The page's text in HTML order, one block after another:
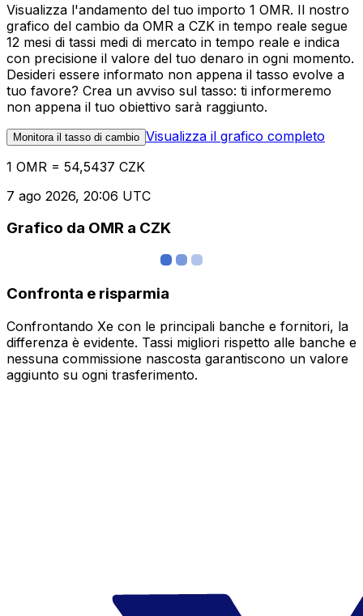
Visualizza l'andamento del tuo importo 1 OMR. Il nostro
grafico del cambio da OMR a CZK in tempo reale segue
12 mesi di tassi medi di mercato in tempo reale e indica
con precisione il valore del tuo denaro in ogni momento.
Desideri essere informato non appena il tasso evolve a
tuo favore? Crea un avviso sul tasso: ti informeremo
non appena il tuo obiettivo sarà raggiunto.
Monitora il tasso di cambio Visualizza il grafico completo
1 OMR = 54,5437 CZK
7 ago 2026, 20:06 UTC
Grafico da OMR a CZK
Confronta e risparmia
Confrontando Xe con le principali banche e fornitori, la
differenza è evidente. Tassi migliori rispetto alle banche e
nessuna commissione nascosta garantiscono un valore
aggiunto su ogni trasferimento.